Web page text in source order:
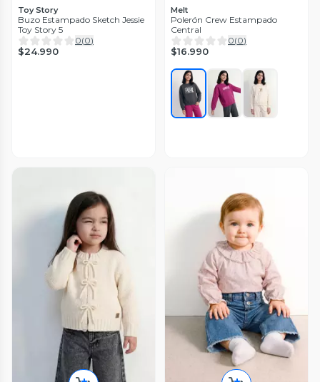
Toy Story
Buzo Estampado Sketch Jessie
Toy Story 5
0(0)
$24.990
Melt
Polerón Crew Estampado
Central
0(0)
$16.990